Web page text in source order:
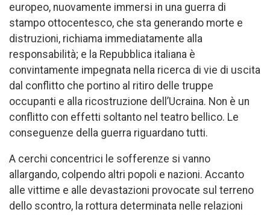
europeo, nuovamente immersi in una guerra di
stampo ottocentesco, che sta generando morte e
distruzioni, richiama immediatamente alla
responsabilità; e la Repubblica italiana è
convintamente impegnata nella ricerca di vie di uscita
dal conflitto che portino al ritiro delle truppe
occupanti e alla ricostruzione dell’Ucraina. Non è un
conflitto con effetti soltanto nel teatro bellico. Le
conseguenze della guerra riguardano tutti.
A cerchi concentrici le sofferenze si vanno
allargando, colpendo altri popoli e nazioni. Accanto
alle vittime e alle devastazioni provocate sul terreno
dello scontro, la rottura determinata nelle relazioni